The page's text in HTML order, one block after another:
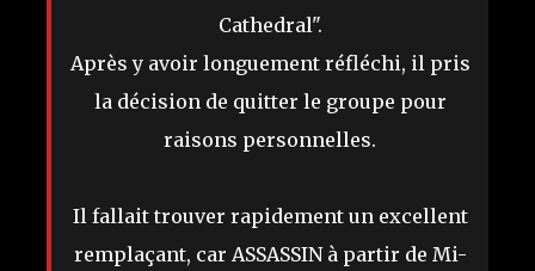
Cathedral".
Après y avoir longuement réfléchi, il pris
la décision de quitter le groupe pour
raisons personnelles.
Il fallait trouver rapidement un excellent
remplaçant, car ASSASSIN à partir de Mi-